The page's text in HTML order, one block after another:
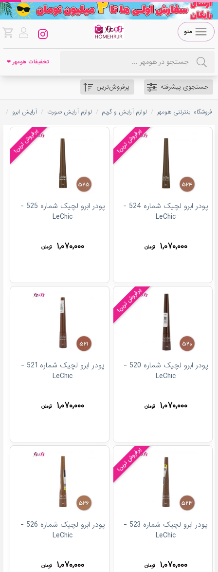
منو
تخفیفات هومهر ❤
جستجوی پیشرفته پرفروش‌ترین
فروشگاه اینترنتی هومهر / لوازم آرایش و گریم / لوازم آرایش صورت / آرایش ابرو /
پرفروش ترین!
پودر ابرو لچیک شماره 524 -
LeChic
۱,۰۷۰,۰۰۰ تومان
پرفروش ترین!
پودر ابرو لچیک شماره 525 -
LeChic
۱,۰۷۰,۰۰۰ تومان
پرفروش ترین!
پودر ابرو لچیک شماره 520 -
LeChic
۱,۰۷۰,۰۰۰ تومان
پودر ابرو لچیک شماره 521 -
LeChic
۱,۰۷۰,۰۰۰ تومان
پرفروش ترین!
پودر ابرو لچیک شماره 523 -
LeChic
۱,۰۷۰,۰۰۰ تومان
پودر ابرو لچیک شماره 526 -
LeChic
۱,۰۷۰,۰۰۰ تومان